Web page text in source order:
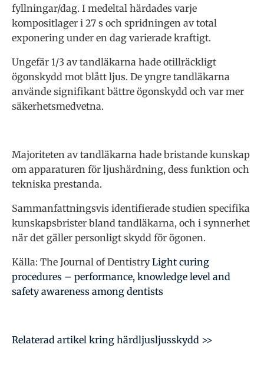
fyllningar/dag. I medeltal härdades varje
kompositlager i 27 s och spridningen av total
exponering under en dag varierade kraftigt.
Ungefär 1/3 av tandläkarna hade otillräckligt
ögonskydd mot blått ljus. De yngre tandläkarna
använde signifikant bättre ögonskydd och var mer
säkerhetsmedvetna.
Majoriteten av tandläkarna hade bristande kunskap
om apparaturen för ljushärdning, dess funktion och
tekniska prestanda.
Sammanfattningsvis identifierade studien specifika
kunskapsbrister bland tandläkarna, och i synnerhet
när det gäller personligt skydd för ögonen.
Källa: The Journal of DentistryLight curing
procedures – performance, knowledge level and
safety awareness among dentists
Relaterad artikel kring härdljusljusskydd >>